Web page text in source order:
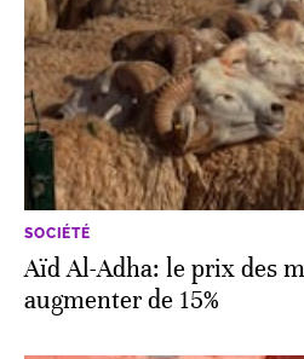
SOCIÉTÉ
Aïd Al-Adha: le prix des
augmenter de 15%